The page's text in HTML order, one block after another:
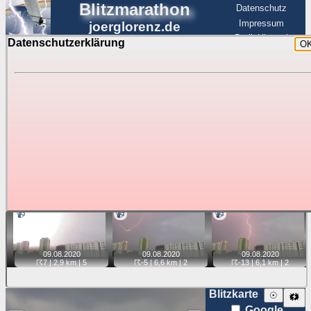
Datenschutzerklärung
Blitzmarathon
joerglorenz.de
Datenschutz
Impressum
BerlinHimmel
Blitzmarathon
Luftfahrt
📹
09.08. 2020
☈7| 2,9 km |5
📹
09.08. 2020
☈-5| 6,6 km |2
📹
09.08. 2020
☈-13| 6,1 km |2
Blitzkarte 🗱
☉